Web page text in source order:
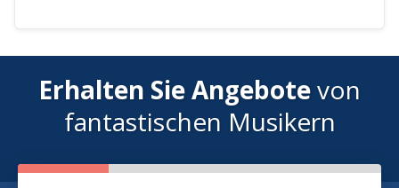
Erhalten Sie Angebotevon
fantastischen Musikern